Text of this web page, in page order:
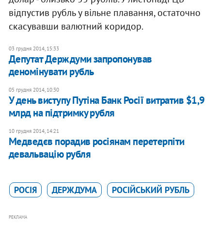
відпустив рубль у вільне плавання, остаточно
скасувавши валютний коридор.
03 грудня 2014, 15:33
Депутат Держдуми запропонував
деномінувати рубль
05 грудня 2014, 10:30
У день виступу Путіна Банк Росії витратив $1,9
млрд на підтримку рубля
10 грудня 2014, 14:21
Медведєв порадив росіянам перетерпіти
девальвацію рубля
РОСІЯ ДЕРЖДУМА РОСІЙСЬКИЙ РУБЛЬ
РЕКЛАМА